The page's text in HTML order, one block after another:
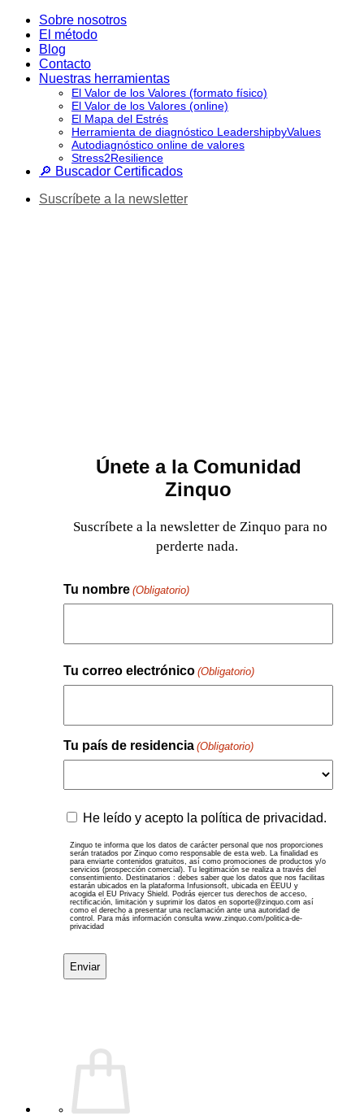
Saltar
contenido
Sobre nosotros
El método
Blog
Contacto
Nuestras herramientas
El Valor de los Valores (formato físico)
El Valor de los Valores (online)
El Mapa del Estrés
Herramienta de diagnóstico LeadershipbyValues
Autodiagnóstico online de valores
Stress2Resilience
🔎 Buscador Certificados
Suscríbete a la newsletter
Únete a la Comunidad
Zinquo
Suscríbete a la newsletter de Zinquo para no
perderte nada.
Tu nombre (Obligatorio)
Tu correo electrónico (Obligatorio)
Tu país de residencia (Obligatorio)
Zinquo
informa
que
los
datos
de
carácter
personal
nos
proporciones
como
responsable
de
esta
web.
He leído y acepto la política de privacidad.
Zinquo te informa que los datos de carácter personal que nos proporciones
serán tratados por Zinquo como responsable de esta web. La finalidad es
para enviarte contenidos gratuitos, así como promociones de productos y/o
servicios (prospección comercial). Tu legitimación se realiza a través del
consentimiento. Destinatarios : debes saber que los datos que nos facilitas
estarán ubicados en la plataforma Infusionsoft, ubicada en EEUU y
acogida el EU Privacy Shield. Podrás ejercer tus derechos de acceso,
rectificación, limitación y suprimir los datos en soporte@zinquo.com así
como el derecho a presentar una reclamación ante una autoridad de
control. Para más información consulta www.zinquo.com/politica-de-
privacidad